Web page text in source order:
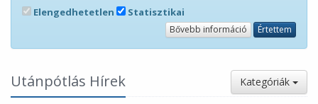
Elengedhetetlen
Statisztikai
Bővebb információ Értettem
Utánpótlás Hírek Kategóriák